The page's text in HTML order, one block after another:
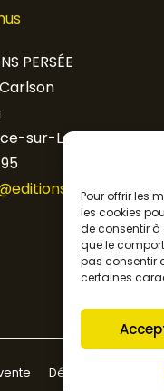
Pour offrir les
les cookies
de consentir à
que le
pas consentir
certaines
PERSÉE
sur-Loire
persee.fr
Déclaration de